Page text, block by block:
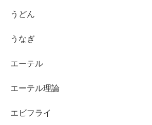
うどん
うなぎ
エーテル
エーテル理論
エビフライ